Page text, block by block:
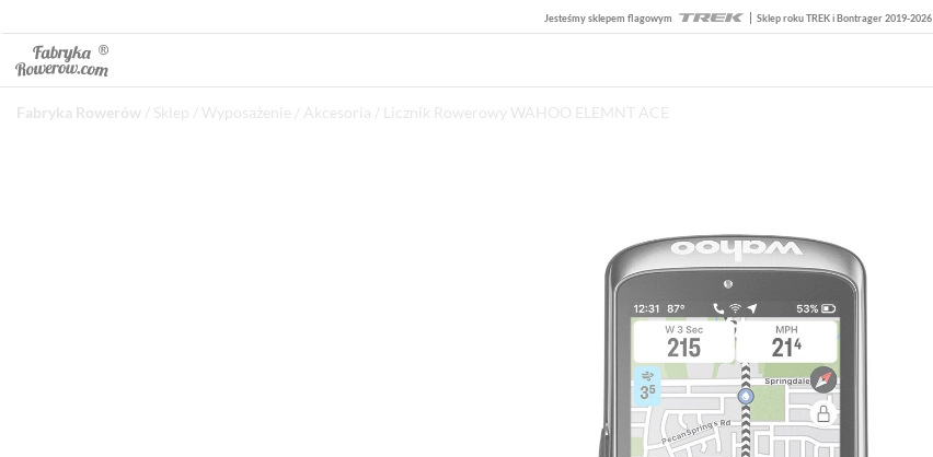
Jesteśmy sklepem flagowym Sklep roku TREK i Bontrager 2019-2026
Fabryka Rowerów Sklep Wyposażenie Akcesoria / Licznik Rowerowy WAHOO ELEMNT ACE